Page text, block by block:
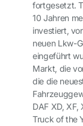
fortgesetzt.
10 Jahren
investiert,
neuen Lkw-
eingeführt
Markt, die
die die
DAF XD, XF,
Truck of the